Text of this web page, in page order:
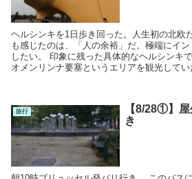
ヘルシンキを1日歩き回った。人生初の北欧
も感じたのは、「人の余裕」だ。極端にイ
したい。 印象に残った具体的なヘルシンキ
オメンリンナ要塞というエリアを観光してい
旅行
【8/28①】
き